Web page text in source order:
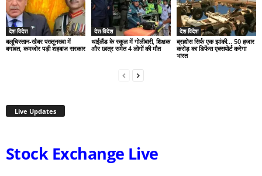
देश-विदेश
बलूचिस्तान-खैबर पख्तूनख्वा में
बगावत, कमजोर पड़ी शहबाज सरकार
देश-विदेश
थाईलैंड के स्कूल में गोलीबारी, शिक्षक
और छात्र समेत 4 लोगों की मौत
देश-विदेश
ब्रह्मोस सिर्फ एक झांकी… 50 हजार
करोड़ का डिफेंस एक्सपोर्ट करेगा
भारत
Live Updates
Stock Exchange Live